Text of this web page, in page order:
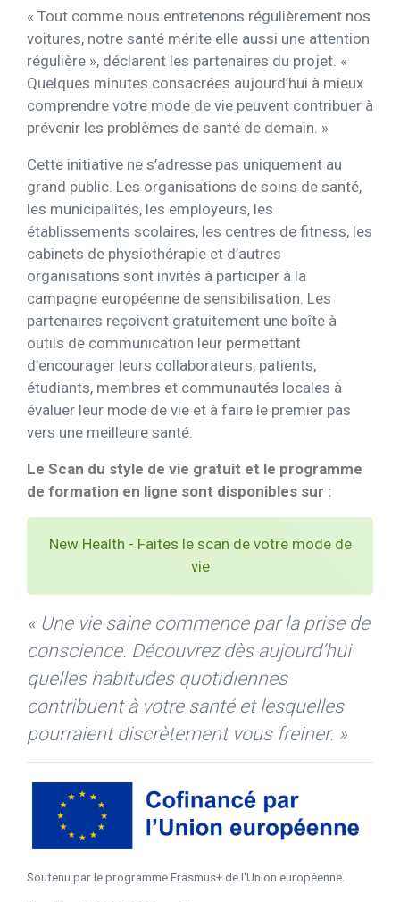
« Tout comme nous entretenons régulièrement nos
voitures, notre santé mérite elle aussi une attention
régulière », déclarent les partenaires du projet. «
Quelques minutes consacrées aujourd’hui à mieux
comprendre votre mode de vie peuvent contribuer à
prévenir les problèmes de santé de demain. »
Cette initiative ne s’adresse pas uniquement au
grand public. Les organisations de soins de santé,
les municipalités, les employeurs, les
établissements scolaires, les centres de fitness, les
cabinets de physiothérapie et d’autres
organisations sont invités à participer à la
campagne européenne de sensibilisation. Les
partenaires reçoivent gratuitement une boîte à
outils de communication leur permettant
d’encourager leurs collaborateurs, patients,
étudiants, membres et communautés locales à
évaluer leur mode de vie et à faire le premier pas
vers une meilleure santé.
Le Scan du style de vie gratuit et le programme
de formation en ligne sont disponibles sur :
New Health - Faites le scan de votre mode de
vie
« Une vie saine commence par la prise de
conscience. Découvrez dès aujourd’hui
quelles habitudes quotidiennes
contribuent à votre santé et lesquelles
pourraient discrètement vous freiner. »
Soutenu par le programme Erasmus+ de l'Union européenne.